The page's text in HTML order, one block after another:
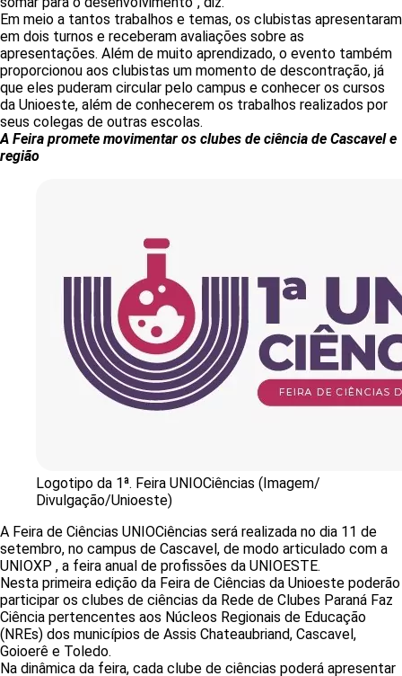
Em meio a tantos trabalhos e temas, os clubistas apresentaram
em dois turnos e receberam avaliações sobre as
apresentações. Além de muito aprendizado, o evento também
proporcionou aos clubistas um momento de descontração, já
que eles puderam circular pelo campus e conhecer os cursos
da Unioeste, além de conhecerem os trabalhos realizados por
seus colegas de outras escolas.
A Feira promete movimentar os clubes de ciência de Cascavel e
região
Logotipo da 1ª. Feira UNIOCiências (Imagem/
Divulgação/Unioeste)
A Feira de Ciências UNIOCiências será realizada no dia 11 de
setembro, no campus de Cascavel, de modo articulado com a
UNIOXP , a feira anual de profissões da UNIOESTE.
Nesta primeira edição da Feira de Ciências da Unioeste poderão
participar os clubes de ciências da Rede de Clubes Paraná Faz
Ciência pertencentes aos Núcleos Regionais de Educação
(NREs) dos municípios de Assis Chateaubriand, Cascavel,
Goioerê e Toledo.
Na dinâmica da feira, cada clube de ciências poderá apresentar